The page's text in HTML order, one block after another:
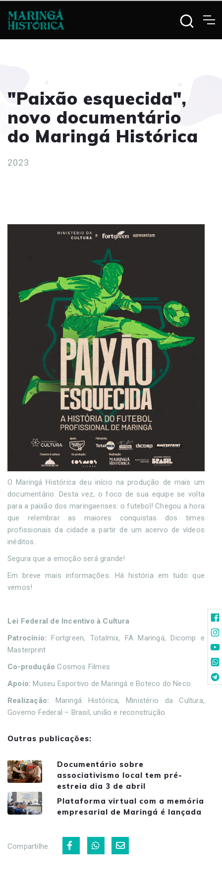
"Paixão esquecida",
novo documentário
do Maringá Histórica
2023
O Maringá Histórica deu início na produção de mais um
documentário. Desta vez, o foco de sua equipe se volta
para a paixão dos maringaenses: o futebol! Chegou a hora
que relembrar as maiores conquistas dos times
profissionais da cidade a partir de um acervo de vídeos
inéditos.
Segura que a emoção será grande!
Em breve mais informações. Há história em tudo que
vemos!
Lei Federal de Incentivo à Cultura
Patrocínio: Fortgreen, Totalmix, FA Maringá, Dicomp e
Masterprint
Co-produção Cosmos Filmes
Apoio: Museu Esportivo de Maringá e Boteco do Neco.
Realização: Maringá Histórica, Ministério da Cultura,
Governo Federal – Brasil, união e reconstrução.
Outras publicações:
Documentário sobre
associativismo local tem pré-
estreia dia 3 de abril
Plataforma virtual com a memória
empresarial de Maringá é lançada
Compartilhe